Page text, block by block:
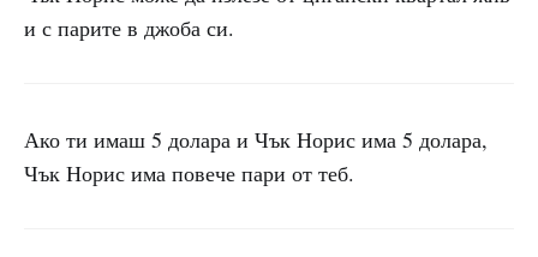
и с парите в джоба си.
Ако ти имаш 5 долара и Чък Норис има 5 долара,
Чък Норис има повече пари от теб.